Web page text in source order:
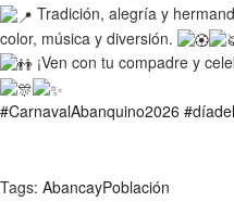
Tradición, alegría y
color, música y diversión.
¡Ven con tu compadre y
#CarnavalAbanquino2026
Tags: AbancayPoblación